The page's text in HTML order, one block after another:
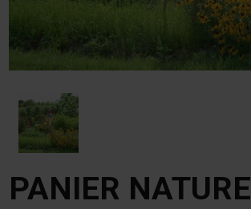
PANIER NATURE